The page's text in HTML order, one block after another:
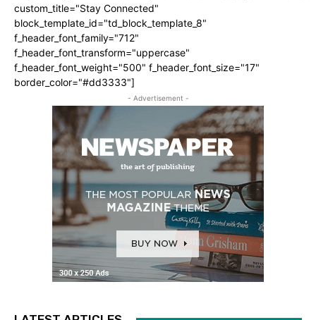
custom_title="Stay Connected"
block_template_id="td_block_template_8"
f_header_font_family="712"
f_header_font_transform="uppercase"
f_header_font_weight="500" f_header_font_size="17"
border_color="#dd3333"]
- Advertisement -